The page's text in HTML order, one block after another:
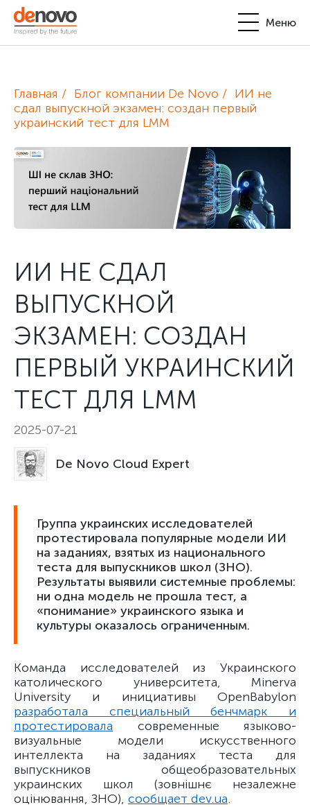
Меню
De Novo
Блог
Контакты
+380-44-200-93-39
Главная Блог компании De Novo
ИИ не
сдал выпускной экзамен: создан первый
украинский тест для LMM
ИИ НЕ СДАЛ
ВЫПУСКНОЙ
ЭКЗАМЕН: СОЗДАН
ПЕРВЫЙ УКРАИНСКИЙ
ТЕСТ ДЛЯ LMM
2025-07-21
De Novo Cloud Expert
Группа украинских исследователей
протестировала популярные модели ИИ
на заданиях, взятых из национального
теста для выпускников школ (ЗНО).
Результаты выявили системные проблемы:
ни одна модель не прошла тест, а
«понимание» украинского языка и
культуры оказалось ограниченным.
Команда исследователей из Украинского
католического университета, Minerva
University и инициативы OpenBabylon
разработала специальный бенчмарк и
протестировала современные языково-
визуальные модели искусственного
интеллекта на заданиях теста для
выпускников общеобразовательных
украинских школ (зовнішнє незалежне
оцінювання, ЗНО), сообщает dev.ua.